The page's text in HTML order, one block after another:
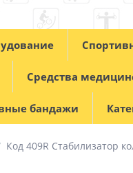
Средства
бандажи
Код 409R Стабилизатор